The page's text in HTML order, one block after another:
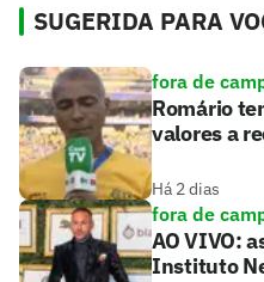
SUGERIDA PARA
fora de
Romário
valores a
Há 2 dias
fora de
AO VIVO:
Instituto